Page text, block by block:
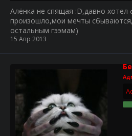
Алёнка не спящая :D,давно хотел
произошло,мои мечты
остальным гээмам)
15 Апр 2013